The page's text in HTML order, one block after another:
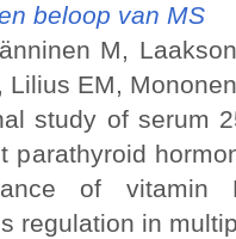
beloop van MS
M,
Lilius EM,
study of serum
parathyroid
of vitamin
regulation in